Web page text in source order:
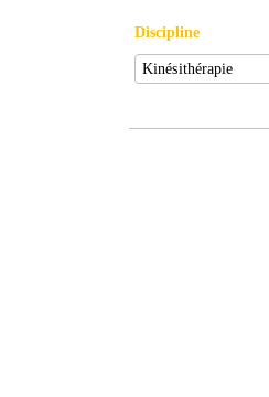
Discipline